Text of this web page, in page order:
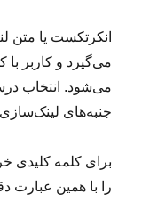
انکرتکست یا متن
می‌گیرد و کاربر
می‌شود. انتخاب
جنبه‌های
برای کلمه کلیدی
را با همین عبارت